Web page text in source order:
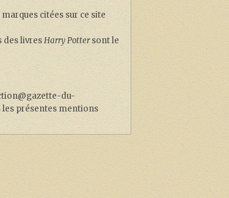
citées sur ce site
des livresHarry Pottersont le
du-
les présentes mentions